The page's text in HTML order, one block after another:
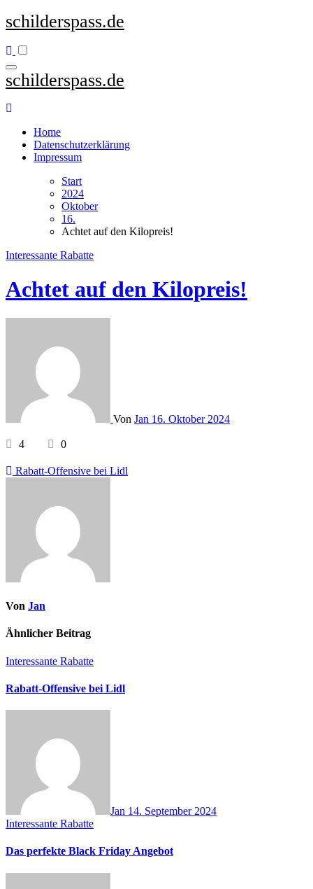
Zum
Inhalt
schilderspass.de
schilderspass.de
Home
Datenschutzerklärung
Impressum
Start
2024
Oktober
16.
Achtet auf den Kilopreis!
Interessante Rabatte
Achtet auf den Kilopreis!
Von Jan 16. Oktober 2024
4 0
Beitragsnavigation
Rabatt-Offensive bei Lidl
Von Jan
Ähnlicher Beitrag
Interessante Rabatte
Rabatt-Offensive bei Lidl
Jan 14. September 2024
Interessante Rabatte
Das perfekte Black Friday Angebot